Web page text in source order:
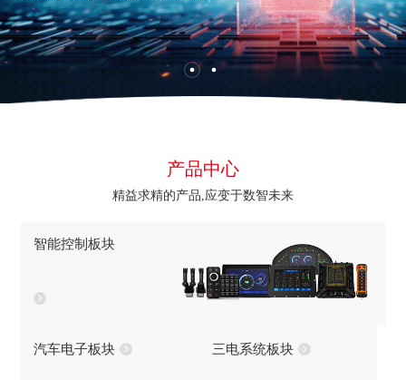
产品中心
精益求精的产品,应变于数智未来
智能控制板块
汽车电子板块 三电系统板块